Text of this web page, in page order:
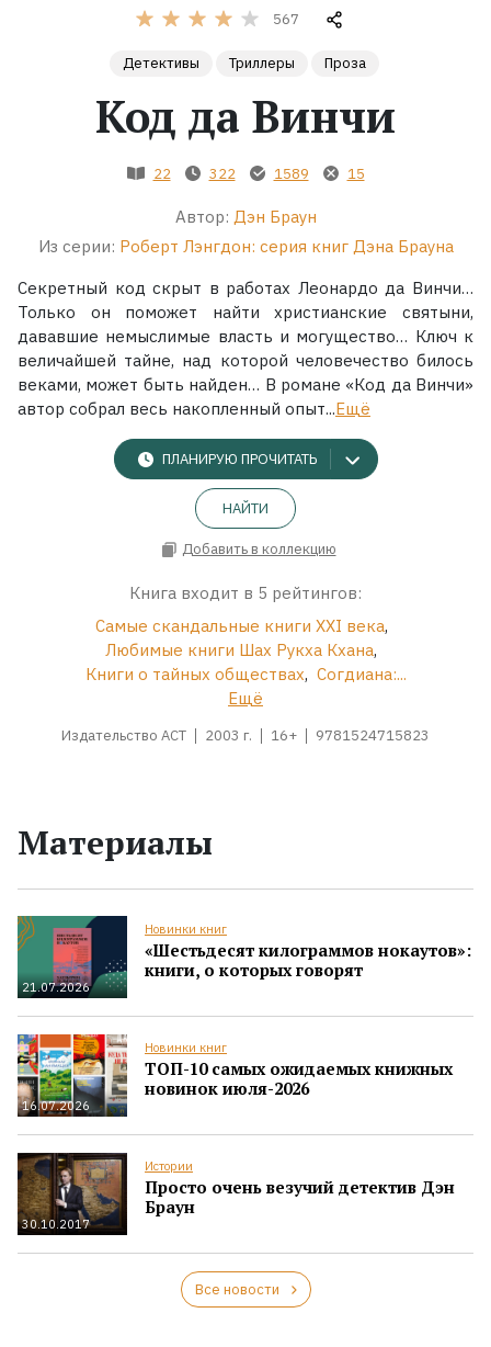
Экранизации
Коллекции
567
Детективы Триллеры Проза
Код да Винчи
22 322 1589 15
Автор: Дэн Браун
Из серии: Роберт Лэнгдон: серия книг Дэна Брауна
Секретный код скрыт в работах Леонардо да Винчи…
Только он поможет найти христианские святыни,
дававшие немыслимые власть и могущество… Ключ к
величайшей тайне, над которой человечество билось
веками, может быть найден… В романе «Код да Винчи»
автор собрал весь накопленный опыт...Ещё
ПЛАНИРУЮ ПРОЧИТАТЬ
НАЙТИ
Добавить в коллекцию
Книга входит в 5 рейтингов:
Самые скандальные книги XXI века,
Любимые книги Шах Рукха Кхана,
Книги о тайных обществах, Согдиана:...
Ещё
Издательство АСТ 2003 г. 16+ 9781524715823
Материалы
21.07.2026
Новинки книг
«Шестьдесят килограммов нокаутов»:
книги, о которых говорят
16.07.2026
Новинки книг
ТОП-10 самых ожидаемых книжных
новинок июля-2026
30.10.2017
Истории
Просто очень везучий детектив Дэн
Браун
Все новости